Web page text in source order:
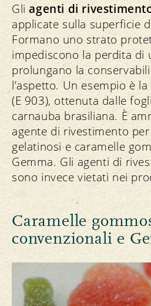
Gliagenti di
applicate sulla superficie
Formano uno strato
impediscono la perdita di
prolungano la
l’aspetto. Un esempio è
(E 903), ottenuta dalle
carnauba brasiliana. È
agente di rivestimento
gelatinosi e caramelle
Gemma. Gli agenti di
sono invece vietati nei
Caramelle
convenzionali e